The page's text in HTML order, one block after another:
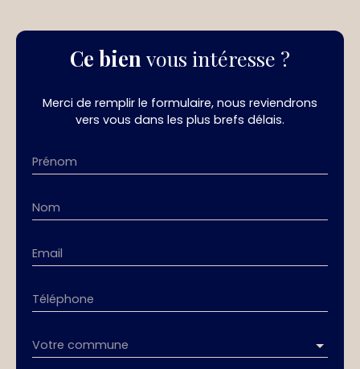
Ce bien vous intéresse ?
Merci de remplir le formulaire, nous reviendrons
vers vous dans les plus brefs délais.
Prénom
Nom
Email
Téléphone
Votre commune